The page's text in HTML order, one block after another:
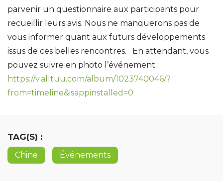
parvenir un questionnaire aux participants pour
recueillir leurs avis. Nous ne manquerons pas de
vous informer quant aux futurs développements
issus de ces belles rencontres. En attendant, vous
pouvez suivre en photo l’événement :
https://v.alltuu.com/album/1023740046/?
from=timeline&isappinstalled=0
TAG(S) :
Chine Événements